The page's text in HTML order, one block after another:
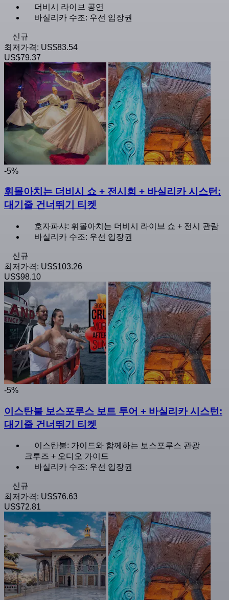
더비시 라이브 공연
바실리카 수조: 우선 입장권
신규
최저가격: US$83.54
US$79.37
-5%
휘몰아치는 더비시 쇼 + 전시회 + 바실리카 시스턴:
대기줄 건너뛰기 티켓
호자파샤: 휘몰아치는 더비시 라이브 쇼 + 전시 관람
바실리카 수조: 우선 입장권
신규
최저가격: US$103.26
US$98.10
-5%
이스탄불 보스포루스 보트 투어 + 바실리카 시스턴:
대기줄 건너뛰기 티켓
이스탄불: 가이드와 함께하는 보스포루스 관광
크루즈 + 오디오 가이드
바실리카 수조: 우선 입장권
신규
최저가격: US$76.63
US$72.81